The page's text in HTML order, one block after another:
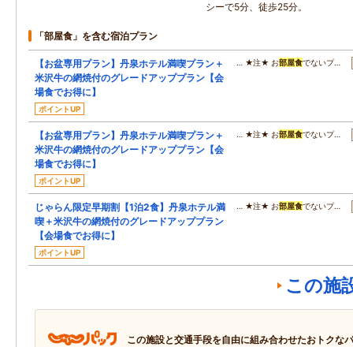
シーで5分、徒歩25分。
「部屋食」を含む宿泊プラン
【お盆専用プラン】丹泉ホテル満喫プラン＋
米沢牛の網焼付のグレードアッププラン【会
場食でお得に】
ポイントUP
… ★注★ お部屋食でないプ…
【お盆専用プラン】丹泉ホテル満喫プラン＋
米沢牛の網焼付のグレードアッププラン【会
場食でお得に】
ポイントUP
… ★注★ お部屋食でないプ…
じゃらん限定早期割【1泊2食】丹泉ホテル満
喫＋米沢牛の網焼付のグレードアッププラン
【会場食でお得に】
ポイントUP
… ★注★ お部屋食でないプ…
この施
この施設と交通手段を自由に組み合わせたおトクな